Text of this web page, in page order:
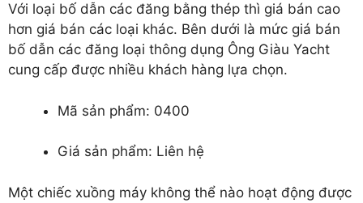
Với loại bố dẫn các đăng bằng thép thì giá bán cao
hơn giá bán các loại khác. Bên dưới là mức giá bán
bố dẫn các đăng loại thông dụng Ông Giàu Yacht
cung cấp được nhiều khách hàng lựa chọn.
Mã sản phẩm: 0400
Giá sản phẩm: Liên hệ
Một chiếc xuồng máy không thể nào hoạt động được